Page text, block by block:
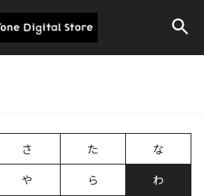
さ た な
や ら わ